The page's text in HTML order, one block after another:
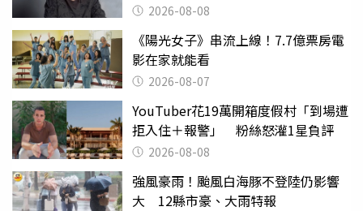
2026-08-08
《陽光女子》串流上線！7.7億票房電
影在家就能看
2026-08-07
YouTuber花19萬開箱度假村「到場遭
拒入住＋報警」 粉絲怒灌1星負評
2026-08-08
強風豪雨！颱風白海豚不登陸仍影響
大 12縣市豪、大雨特報